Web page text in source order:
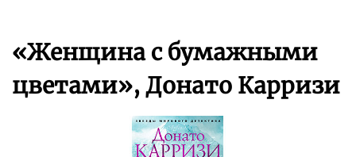
«Женщина с бумажными
цветами», Донато Карризи